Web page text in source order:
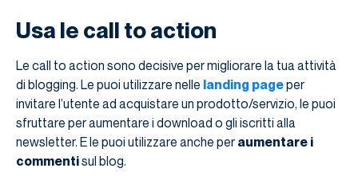
Usa le call to action
Le call to action sono decisive per migliorare la tua attività
di blogging. Le puoi utilizzare nelle landing pageper
invitare l’utente ad acquistare un prodotto/servizio, le puoi
sfruttare per aumentare i download o gli iscritti alla
newsletter. E le puoi utilizzare anche peraumentare i
commentisul blog.